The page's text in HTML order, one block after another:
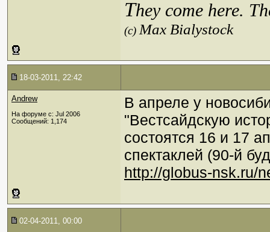
They come here.
(c)Max Bialystock
18-03-2011, 22:42
Andrew
На форуме с: Jul 2006
Сообщений: 1,174
В апреле у
"Вестсайдскую
состоятся 16 и 17
спектаклей (90-й
http://globus-nsk.ru/
02-04-2011, 00:00